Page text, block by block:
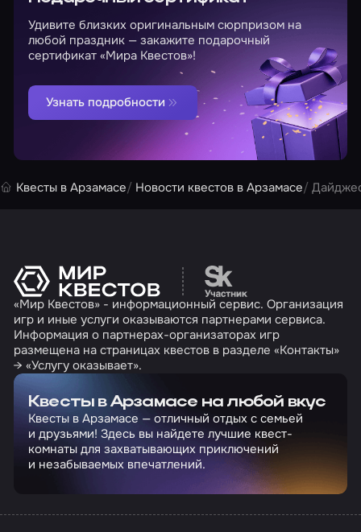
Удивите близких оригинальным сюрпризом на
любой праздник — закажите подарочный
сертификат «Мира Квестов»!
Узнать подробности
Квесты в Арзамасе Новости квестов в Арзамасе
Перейти на сайт
«Мир Квестов» - информационный сервис. Организация
игр и иные услуги оказываются партнерами сервиса.
Информация о партнерах-организаторах игр
размещена на страницах квестов в разделе «Контакты»
→ «Услугу оказывает».
Квесты в Арзамасе на любой вкус
Квесты в Арзамасе — отличный отдых с семьей
и друзьями! Здесь вы найдете лучшие квест-
комнаты для захватывающих приключений
и незабываемых впечатлений.